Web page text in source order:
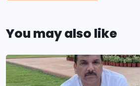
You may also like